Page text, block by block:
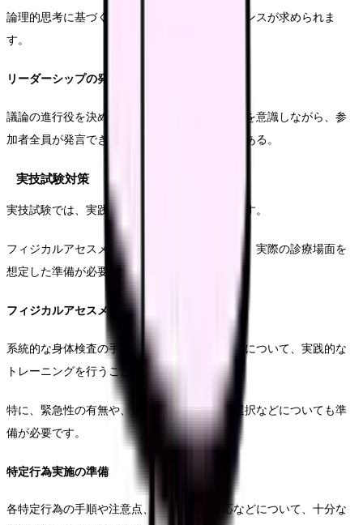
論理的思考に基づく発言と、傾聴の姿勢のバランスが求められま
す。
リーダーシップの発揮方法
議論の進行役を決める場合は、全体の時間配分を意識しながら、参
加者全員が発言できる機会を作ることが重要である。
実技試験対策
実技試験では、実践的な臨床能力が評価されます。
フィジカルアセスメントや特定行為の実施など、実際の診療場面を
想定した準備が必要です。
フィジカルアセスメントの実践
系統的な身体検査の手順や、重要な所見の解釈について、実践的な
トレーニングを行うことが重要です。
特に、緊急性の有無や、追加で必要な検査の選択などについても準
備が必要です。
特定行為実施の準備
各特定行為の手順や注意点、合併症への対応などについて、十分な